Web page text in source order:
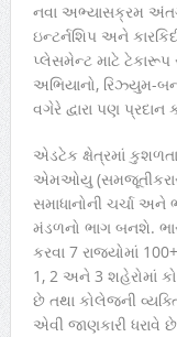
નવા અભ્યાસક્રમ
ઇન્ટર્નશિપ અને
પ્લેસમેન્ટ માટે
અભિયાનો, રિઝ્યુમ-
વગેરે દ્વારા પણ
એડટેક ક્ષેત્રમાં
એમઓયુ (સમજૂતીકરાર)
સમાધાનોની ચર્ચા અને
મંડળનો ભાગ બનશે.
કરવા 7 રાજ્યોમાં
1, 2 અને 3 શહેરોમાં
છે તથા કોલેજની
એવી જાણકારી ધરાવે